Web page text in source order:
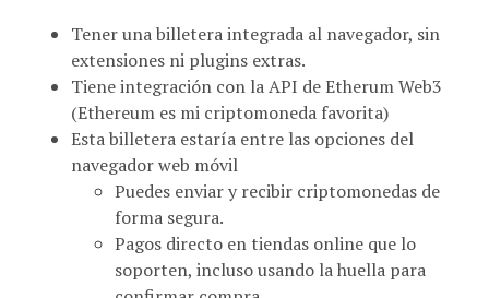
Tener una billetera integrada al navegador, sin
extensiones ni plugins extras.
Tiene integración con la API de Etherum Web3
(Ethereum es mi criptomoneda favorita)
Esta billetera estaría entre las opciones del
navegador web móvil
Puedes enviar y recibir criptomonedas de
forma segura.
Pagos directo en tiendas online que lo
soporten, incluso usando la huella para